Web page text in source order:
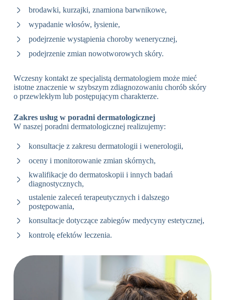
brodawki, kurzajki, znamiona barwnikowe,
wypadanie włosów, łysienie,
podejrzenie wystąpienia choroby wenerycznej,
podejrzenie zmian nowotworowych skóry.
Wczesny kontakt ze specjalistą dermatologiem może mieć
istotne znaczenie w szybszym zdiagnozowaniu chorób skóry
o przewlekłym lub postępującym charakterze.
Zakres usług w poradni dermatologicznej
W naszej poradni dermatologicznej realizujemy:
konsultacje z zakresu dermatologii i wenerologii,
oceny i monitorowanie zmian skórnych,
kwalifikacje do dermatoskopii i innych badań
diagnostycznych,
ustalenie zaleceń terapeutycznych i dalszego
postępowania,
konsultacje dotyczące zabiegów medycyny estetycznej,
kontrolę efektów leczenia.